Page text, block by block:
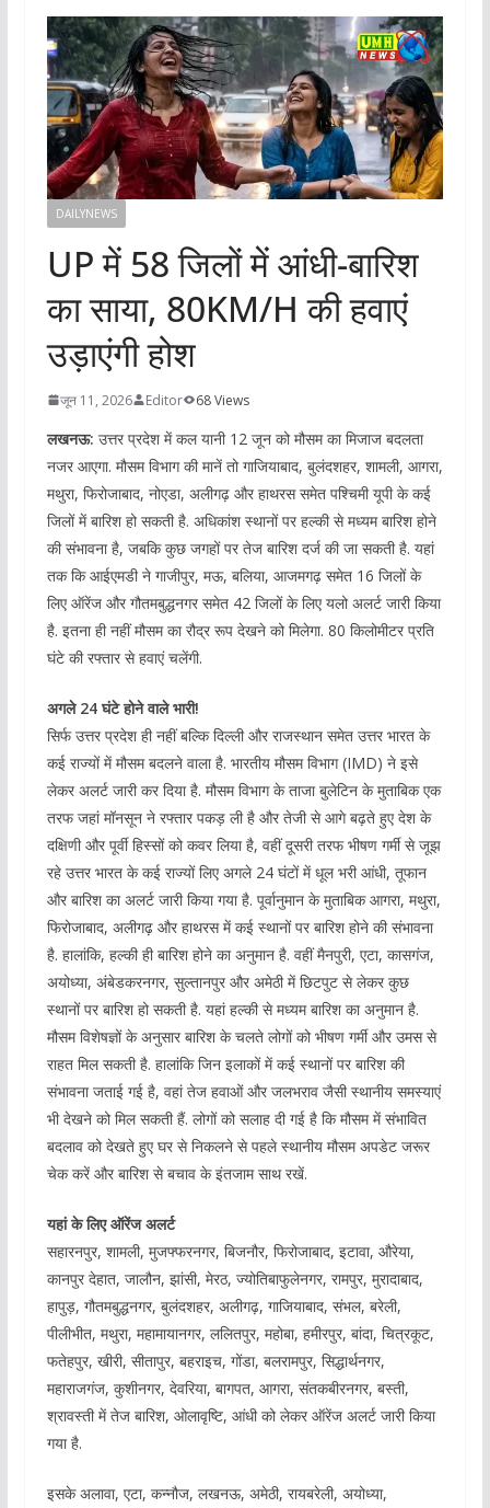
DAILYNEWS
UP में 58 जिलों में आंधी-बारिश
का साया, 80KM/H की हवाएं
उड़ाएंगी होश
जून 11, 2026 Editor 68 Views
लखनऊ: उत्तर प्रदेश में कल यानी 12 जून को मौसम का मिजाज बदलता
नजर आएगा. मौसम विभाग की मानें तो गाजियाबाद, बुलंदशहर, शामली, आगरा,
मथुरा, फिरोजाबाद, नोएडा, अलीगढ़ और हाथरस समेत पश्चिमी यूपी के कई
जिलों में बारिश हो सकती है. अधिकांश स्थानों पर हल्की से मध्यम बारिश होने
की संभावना है, जबकि कुछ जगहों पर तेज बारिश दर्ज की जा सकती है. यहां
तक कि आईएमडी ने गाजीपुर, मऊ, बलिया, आजमगढ़ समेत 16 जिलों के
लिए ऑरेंज और गौतमबुद्धनगर समेत 42 जिलों के लिए यलो अलर्ट जारी किया
है. इतना ही नहीं मौसम का रौद्र रूप देखने को मिलेगा. 80 किलोमीटर प्रति
घंटे की रफ्तार से हवाएं चलेंगी.
अगले 24 घंटे होने वाले भारी!
सिर्फ उत्तर प्रदेश ही नहीं बल्कि दिल्ली और राजस्थान समेत उत्तर भारत के
कई राज्यों में मौसम बदलने वाला है. भारतीय मौसम विभाग (IMD) ने इसे
लेकर अलर्ट जारी कर दिया है. मौसम विभाग के ताजा बुलेटिन के मुताबिक एक
तरफ जहां मॉनसून ने रफ्तार पकड़ ली है और तेजी से आगे बढ़ते हुए देश के
दक्षिणी और पूर्वी हिस्सों को कवर लिया है, वहीं दूसरी तरफ भीषण गर्मी से जूझ
रहे उत्तर भारत के कई राज्यों लिए अगले 24 घंटों में धूल भरी आंधी, तूफान
और बारिश का अलर्ट जारी किया गया है. पूर्वानुमान के मुताबिक आगरा, मथुरा,
फिरोजाबाद, अलीगढ़ और हाथरस में कई स्थानों पर बारिश होने की संभावना
है. हालांकि, हल्की ही बारिश होने का अनुमान है. वहीं मैनपुरी, एटा, कासगंज,
अयोध्या, अंबेडकरनगर, सुल्तानपुर और अमेठी में छिटपुट से लेकर कुछ
स्थानों पर बारिश हो सकती है. यहां हल्की से मध्यम बारिश का अनुमान है.
मौसम विशेषज्ञों के अनुसार बारिश के चलते लोगों को भीषण गर्मी और उमस से
राहत मिल सकती है. हालांकि जिन इलाकों में कई स्थानों पर बारिश की
संभावना जताई गई है, वहां तेज हवाओं और जलभराव जैसी स्थानीय समस्याएं
भी देखने को मिल सकती हैं. लोगों को सलाह दी गई है कि मौसम में संभावित
बदलाव को देखते हुए घर से निकलने से पहले स्थानीय मौसम अपडेट जरूर
चेक करें और बारिश से बचाव के इंतजाम साथ रखें.
यहां के लिए ऑरेंज अलर्ट
सहारनपुर, शामली, मुजफ्फरनगर, बिजनौर, फिरोजाबाद, इटावा, औरेया,
कानपुर देहात, जालौन, झांसी, मेरठ, ज्योतिबाफुलेनगर, रामपुर, मुरादाबाद,
हापुड़, गौतमबुद्धनगर, बुलंदशहर, अलीगढ़, गाजियाबाद, संभल, बरेली,
पीलीभीत, मथुरा, महामायानगर, ललितपुर, महोबा, हमीरपुर, बांदा, चित्रकूट,
फतेहपुर, खीरी, सीतापुर, बहराइच, गोंडा, बलरामपुर, सिद्धार्थनगर,
महाराजगंज, कुशीनगर, देवरिया, बागपत, आगरा, संतकबीरनगर, बस्ती,
श्रावस्ती में तेज बारिश, ओलावृष्टि, आंधी को लेकर ऑरेंज अलर्ट जारी किया
गया है.
इसके अलावा, एटा, कन्नौज, लखनऊ, अमेठी, रायबरेली, अयोध्या,